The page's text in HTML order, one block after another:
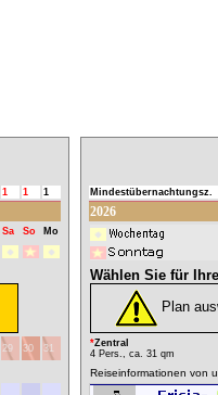
1 1 1
Sa So Mo
29 30 31
Mindestübernachtungsz.
2026
Wählen Sie für
Plan
*Zentral
4 Pers., ca. 31 qm
Reiseinformationen von